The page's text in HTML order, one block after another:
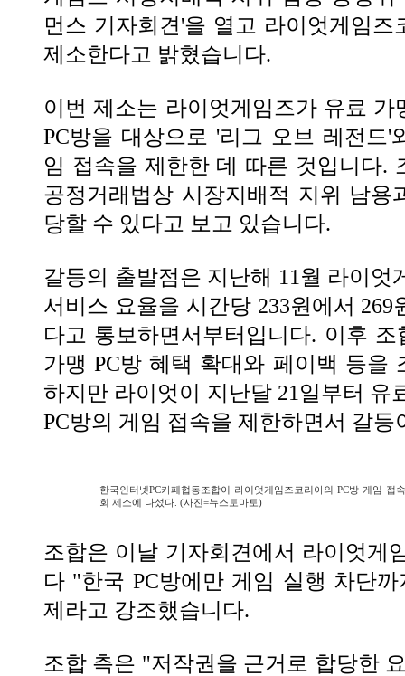
먼스 기자회견'을 열고 라이엇게임
제소한다고 밝혔습니다.
이번 제소는 라이엇게임즈가 유료
PC방을 대상으로 '리그 오브 레전드'
임 접속을 제한한 데 따른 것입니다.
공정거래법상 시장지배적 지위 남용
당할 수 있다고 보고 있습니다.
갈등의 출발점은 지난해 11월 라이엇
서비스 요율을 시간당 233원에서 269
다고 통보하면서부터입니다. 이후
가맹 PC방 혜택 확대와 페이백 등을
하지만 라이엇이 지난달 21일부터 유
PC방의 게임 접속을 제한하면서 갈
한국인터넷PC카페협동조합이 라이엇게임즈코리아의 PC방 게임 접
회 제소에 나섰다. (사진=뉴스토마토)
조합은 이날 기자회견에서 라이엇게
다 "한국 PC방에만 게임 실행 차단
제라고 강조했습니다.
조합 측은 "저작권을 근거로 합당한